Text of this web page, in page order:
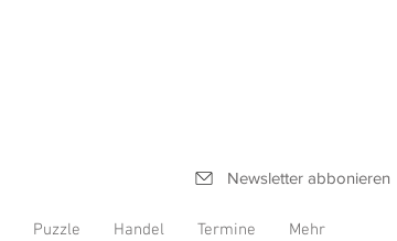
Newsletter abbonieren
Puzzle Handel Termine Mehr